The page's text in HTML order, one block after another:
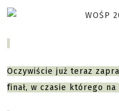
Oczywiście już teraz
finał, w czasie którego